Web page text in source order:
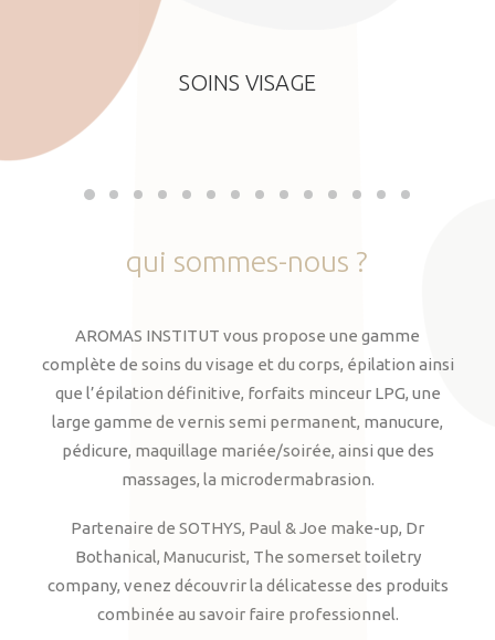
SOINS VISAGE
qui sommes-nous ?
AROMAS INSTITUT vous propose une gamme
complète de soins du visage et du corps, épilation ainsi
que l’épilation définitive, forfaits minceur LPG, une
large gamme de vernis semi permanent, manucure,
pédicure, maquillage mariée/soirée, ainsi que des
massages, la microdermabrasion.
Partenaire de SOTHYS, Paul & Joe make-up, Dr
Bothanical, Manucurist, The somerset toiletry
company, venez découvrir la délicatesse des produits
combinée au savoir faire professionnel.